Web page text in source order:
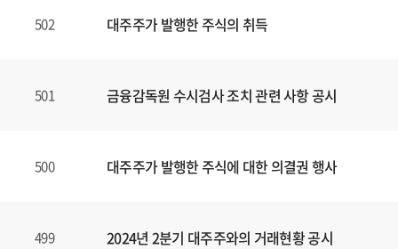
502 대주주가 발행한 주식의 취득
501 금융감독원 수시검사 조치 관련 사항 공시
500 대주주가 발행한 주식에 대한 의결권 행사
499 2024년 2분기 대주주와의 거래현황 공시